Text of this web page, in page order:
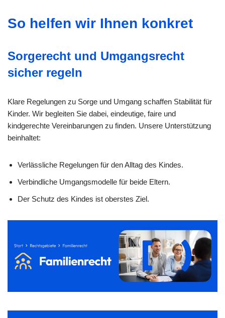
So helfen wir Ihnen konkret
Sorgerecht und Umgangsrecht
sicher regeln
Klare Regelungen zu Sorge und Umgang schaffen Stabilität für
Kinder. Wir begleiten Sie dabei, eindeutige, faire und
kindgerechte Vereinbarungen zu finden. Unsere Unterstützung
beinhaltet:
Verlässliche Regelungen für den Alltag des Kindes.
Verbindliche Umgangsmodelle für beide Eltern.
Der Schutz des Kindes ist oberstes Ziel.